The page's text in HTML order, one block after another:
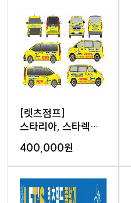
[렛츠점프]
스타리아, 스타렉스
차량 래핑 (시공 불
포함 )
400,000원